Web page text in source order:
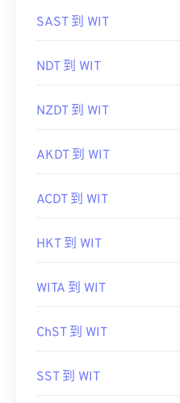
SAST 到 WIT
NDT 到 WIT
NZDT 到 WIT
AKDT 到 WIT
ACDT 到 WIT
HKT 到 WIT
WITA 到 WIT
ChST 到 WIT
SST 到 WIT